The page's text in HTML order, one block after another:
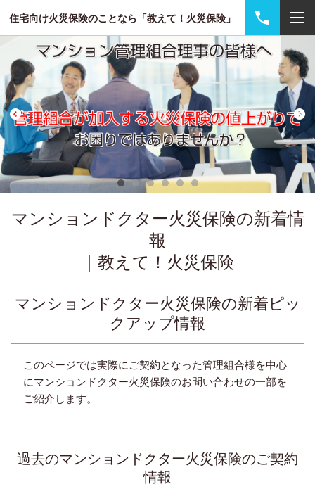
住宅向け火災保険のことなら「教えて！火災保険」
マンションドクター火災保険の新着情
報
｜教えて！火災保険
マンションドクター火災保険の新着ピッ
クアップ情報
このページでは実際にご契約となった管理組合様を中心
にマンションドクター火災保険のお問い合わせの一部を
ご紹介します。
過去のマンションドクター火災保険のご契約
情報